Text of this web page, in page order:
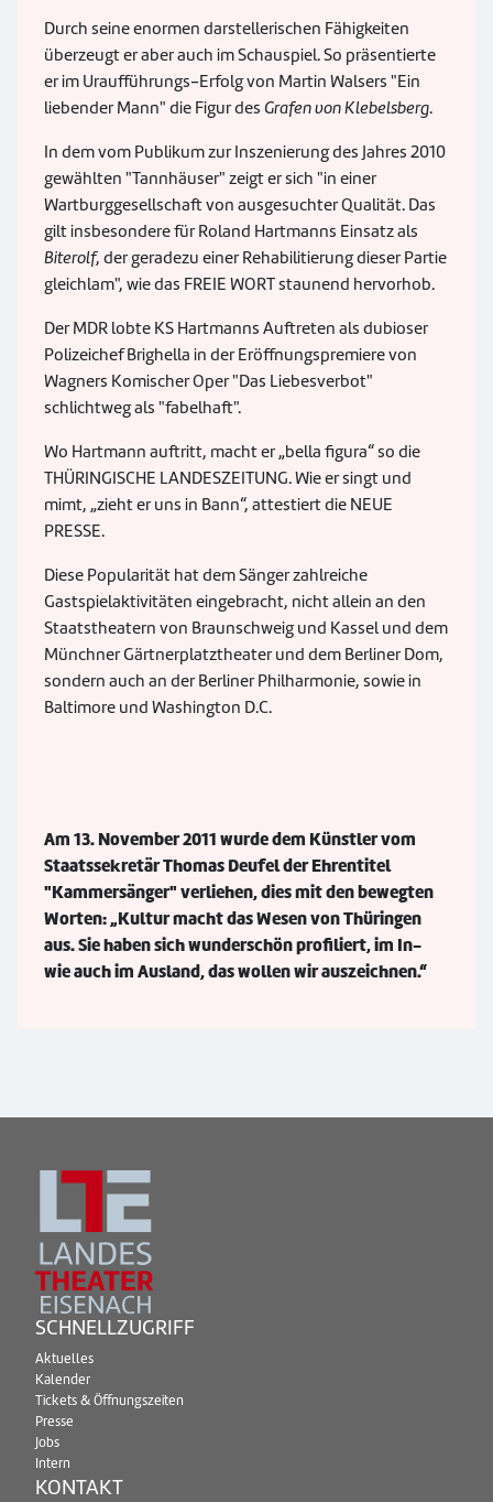
Durch seine enormen darstellerischen Fähigkeiten
überzeugt er aber auch im Schauspiel. So präsentierte
er im Uraufführungs-Erfolg von Martin Walsers "Ein
liebender Mann" die Figur des Grafen von Klebelsberg.
In dem vom Publikum zur Inszenierung des Jahres 2010
gewählten "Tannhäuser" zeigt er sich "in einer
Wartburggesellschaft von ausgesuchter Qualität. Das
gilt insbesondere für Roland Hartmanns Einsatz als
Biterolf, der geradezu einer Rehabilitierung dieser Partie
gleichlam", wie das FREIE WORT staunend hervorhob.
Der MDR lobte KS Hartmanns Auftreten als dubioser
Polizeichef Brighella in der Eröffnungspremiere von
Wagners Komischer Oper "Das Liebesverbot"
schlichtweg als "fabelhaft".
Wo Hartmann auftritt, macht er „bella figura“ so die
THÜRINGISCHE LANDESZEITUNG. Wie er singt und
mimt, „zieht er uns in Bann“, attestiert die NEUE
PRESSE.
Diese Popularität hat dem Sänger zahlreiche
Gastspielaktivitäten eingebracht, nicht allein an den
Staatstheatern von Braunschweig und Kassel und dem
Münchner Gärtnerplatztheater und dem Berliner Dom,
sondern auch an der Berliner Philharmonie, sowie in
Baltimore und Washington D.C.
Am 13. November 2011 wurde dem Künstler vom
Staatssekretär Thomas Deufel der Ehrentitel
"Kammersänger" verliehen, dies mit den bewegten
Worten: „Kultur macht das Wesen von Thüringen
aus. Sie haben sich wunderschön profiliert, im In-
wie auch im Ausland, das wollen wir auszeichnen.“
SCHNELLZUGRIFF
Aktuelles
Kalender
Tickets & Öffnungszeiten
Presse
Jobs
Intern
KONTAKT